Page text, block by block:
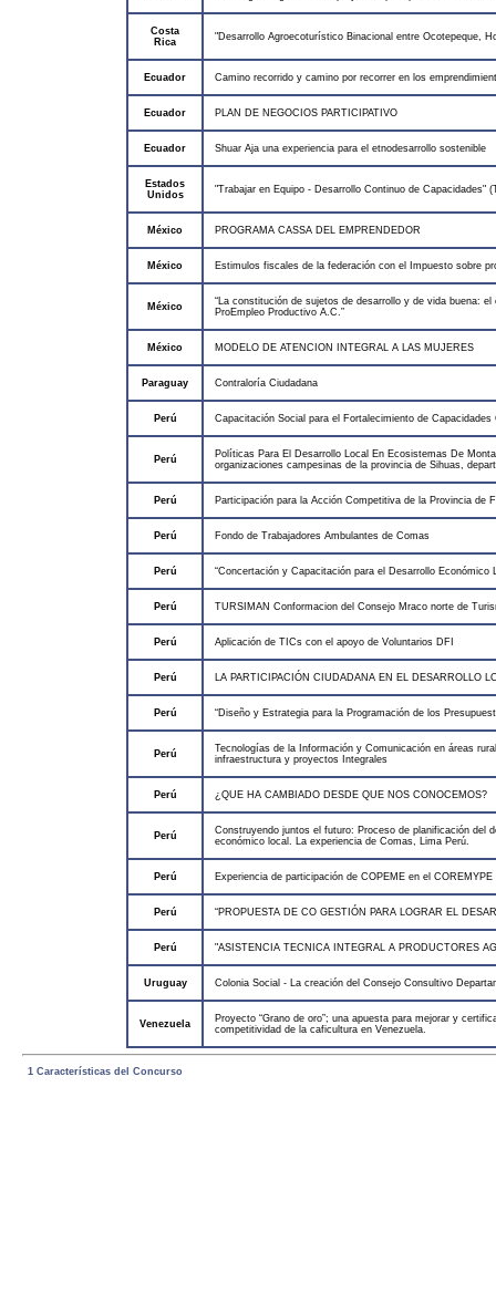
Costa
Rica
"Desarrollo Agroecoturístico Binacional entre Ocotepeque,
Ecuador Camino recorrido y camino por recorrer en los
Ecuador PLAN DE NEGOCIOS PARTICIPATIVO
Ecuador Shuar Aja una experiencia para el etnodesarrollo sostenible
Estados
Unidos
"Trabajar en Equipo - Desarrollo Continuo de Capacidades"
México PROGRAMA CASSA DEL EMPRENDEDOR
México Estimulos fiscales de la federación con el Impuesto sobre
México
“La constitución de sujetos de desarrollo y de vida buena:
ProEmpleo Productivo A.C.”
México MODELO DE ATENCION INTEGRAL A LAS MUJERES
Paraguay Contraloría Ciudadana
Perú Capacitación Social para el Fortalecimiento de
Perú
Políticas Para El Desarrollo Local En Ecosistemas De
organizaciones campesinas de la provincia de Sihuas,
Perú Participación para la Acción Competitiva de la Provincia de
Perú Fondo de Trabajadores Ambulantes de Comas
Perú “Concertación y Capacitación para el Desarrollo Económico
Perú TURSIMAN Conformacion del Consejo Mraco norte de
Perú Aplicación de TICs con el apoyo de Voluntarios DFI
Perú LA PARTICIPACIÓN CIUDADANA EN EL DESARROLLO
Perú “Diseño y Estrategia para la Programación de los
Perú
Tecnologías de la Información y Comunicación en áreas
infraestructura y proyectos Integrales
Perú ¿QUE HA CAMBIADO DESDE QUE NOS CONOCEMOS?
Perú
Construyendo juntos el futuro: Proceso de planificación del
económico local. La experiencia de Comas, Lima Perú.
Perú Experiencia de participación de COPEME en el COREMYPE
Perú “PROPUESTA DE CO GESTIÓN PARA LOGRAR EL
Perú "ASISTENCIA TECNICA INTEGRAL A PRODUCTORES
Uruguay Colonia Social - La creación del Consejo Consultivo
Venezuela
Proyecto “Grano de oro”; una apuesta para mejorar y
competitividad de la caficultura en Venezuela.
1 Características del Concurso